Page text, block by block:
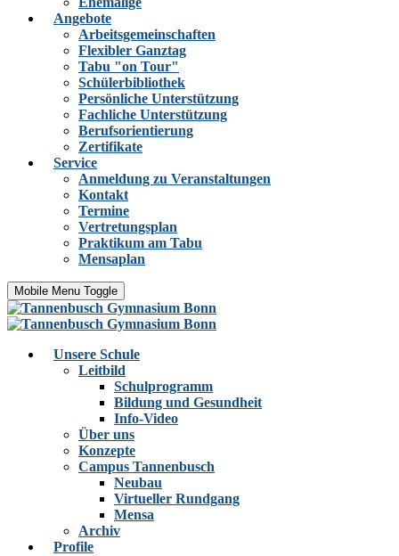
Angebote
Arbeitsgemeinschaften
Flexibler Ganztag
Tabu "on Tour"
Schülerbibliothek
Persönliche Unterstützung
Fachliche Unterstützung
Berufsorientierung
Zertifikate
Service
Anmeldung zu Veranstaltungen
Kontakt
Termine
Vertretungsplan
Praktikum am Tabu
Mensaplan
Mobile Menu Toggle
Unsere Schule
Leitbild
Schulprogramm
Bildung und Gesundheit
Info-Video
Über uns
Konzepte
Campus Tannenbusch
Neubau
Virtueller Rundgang
Mensa
Archiv
Profile